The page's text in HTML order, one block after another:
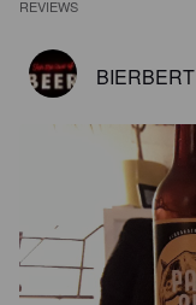
REVIEWS
BIERBERT